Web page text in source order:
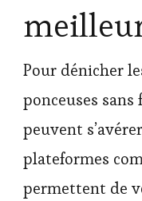
Pour dénicher
ponceuses
peuvent
plateformes
permettent de